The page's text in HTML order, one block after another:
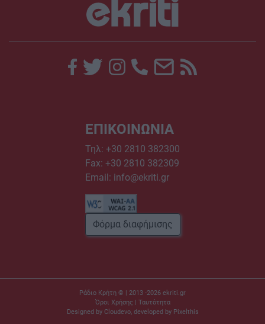
ΕΠΙΚΟΙΝΩΝΙΑ
Τηλ: +30 2810 382300
Fax: +30 2810 382309
Email: info@ekriti.gr
Φόρμα διαφήμισης
Ράδιο Κρήτη © | 2013 -2026 ekriti.gr
Όροι Χρήσης | Ταυτότητα
Designed by Cloudevo, developed by Pixelthis